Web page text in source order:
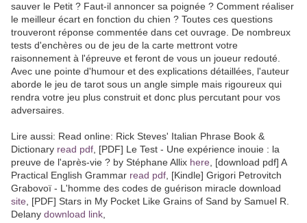
sauver le Petit ? Faut-il annoncer sa poignée ? Comment réaliser
le meilleur écart en fonction du chien ? Toutes ces questions
trouveront réponse commentée dans cet ouvrage. De nombreux
tests d'enchères ou de jeu de la carte mettront votre
raisonnement à l'épreuve et feront de vous un joueur redouté.
Avec une pointe d'humour et des explications détaillées, l'auteur
aborde le jeu de tarot sous un angle simple mais rigoureux qui
rendra votre jeu plus construit et donc plus percutant pour vos
adversaires.
Lire aussi: Read online: Rick Steves' Italian Phrase Book &
Dictionary read pdf , [PDF] Le Test - Une expérience inouie : la
preuve de l'après-vie ? by Stéphane Allix here , [download pdf] A
Practical English Grammar read pdf , [Kindle] Grigori Petrovitch
Grabovoï - L'homme des codes de guérison miracle download
site , [PDF] Stars in My Pocket Like Grains of Sand by Samuel R.
Delany download link